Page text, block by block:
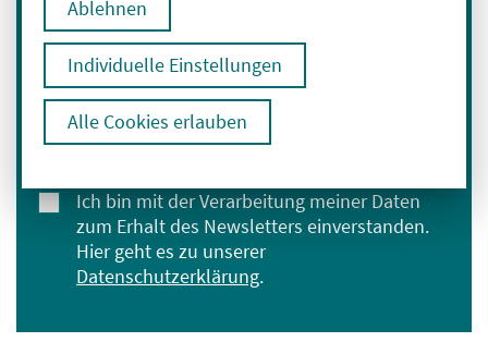
Ablehnen
Individuelle Einstellungen
Alle Cookies erlauben
Melden Sie sich für unseren Newsletter an:
E-Mail-Adresse eingeben
Ich bin mit der Verarbeitung meiner Daten
zum Erhalt des Newsletters einverstanden.
Hier geht es zu unserer
Datenschutzerklärung.
Anmelden